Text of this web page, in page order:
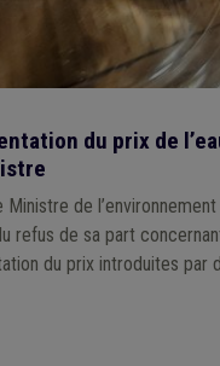
du prix de
refus de sa part
du prix introduites par